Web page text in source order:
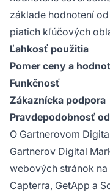
základe hodnotení
piatich kľúčových
Ľahkosť použitia
Pomer ceny a
Funkčnosť
Zákaznícka podpora
Pravdepodobnosť
O Gartnerovom
Gartnerov Digital
webových stránok
Capterra, GetApp a